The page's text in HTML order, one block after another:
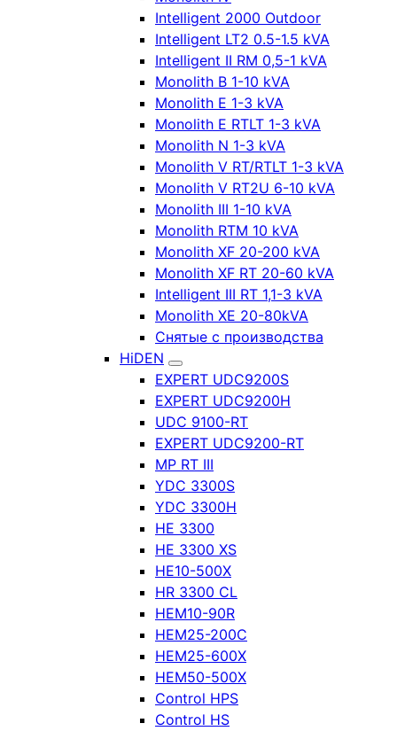
Intelligent 2000 Outdoor
Intelligent LT2 0.5-1.5 kVA
Intelligent II RM 0,5-1 kVA
Monolith B 1-10 kVA
Monolith E 1-3 kVA
Monolith E RTLT 1-3 kVA
Monolith N 1-3 kVA
Monolith V RT/RTLT 1-3 kVA
Monolith V RT2U 6-10 kVA
Monolith III 1-10 kVA
Monolith RTM 10 kVA
Monolith XF 20-200 kVA
Monolith XF RT 20-60 kVA
Intelligent III RT 1,1-3 kVA
Monolith XE 20-80kVA
Снятые с производства
HiDEN
EXPERT UDC9200S
EXPERT UDC9200H
UDC 9100-RT
EXPERT UDC9200-RT
MP RT III
YDC 3300S
YDC 3300H
HE 3300
HE 3300 XS
HE10-500X
HR 3300 CL
HEM10-90R
HEM25-200C
HEM25-600X
HEM50-500X
Control HPS
Control HS